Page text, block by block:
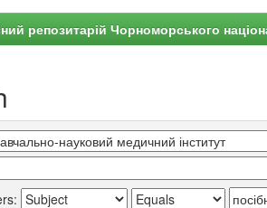
репозитарій Чорноморського